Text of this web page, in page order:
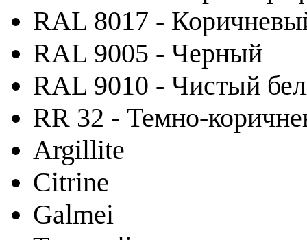
RAL 8017 -
RAL 9005 - Черный
RAL 9010 - Чистый
RR 32 - Темно-
Argillite
Citrine
Galmei